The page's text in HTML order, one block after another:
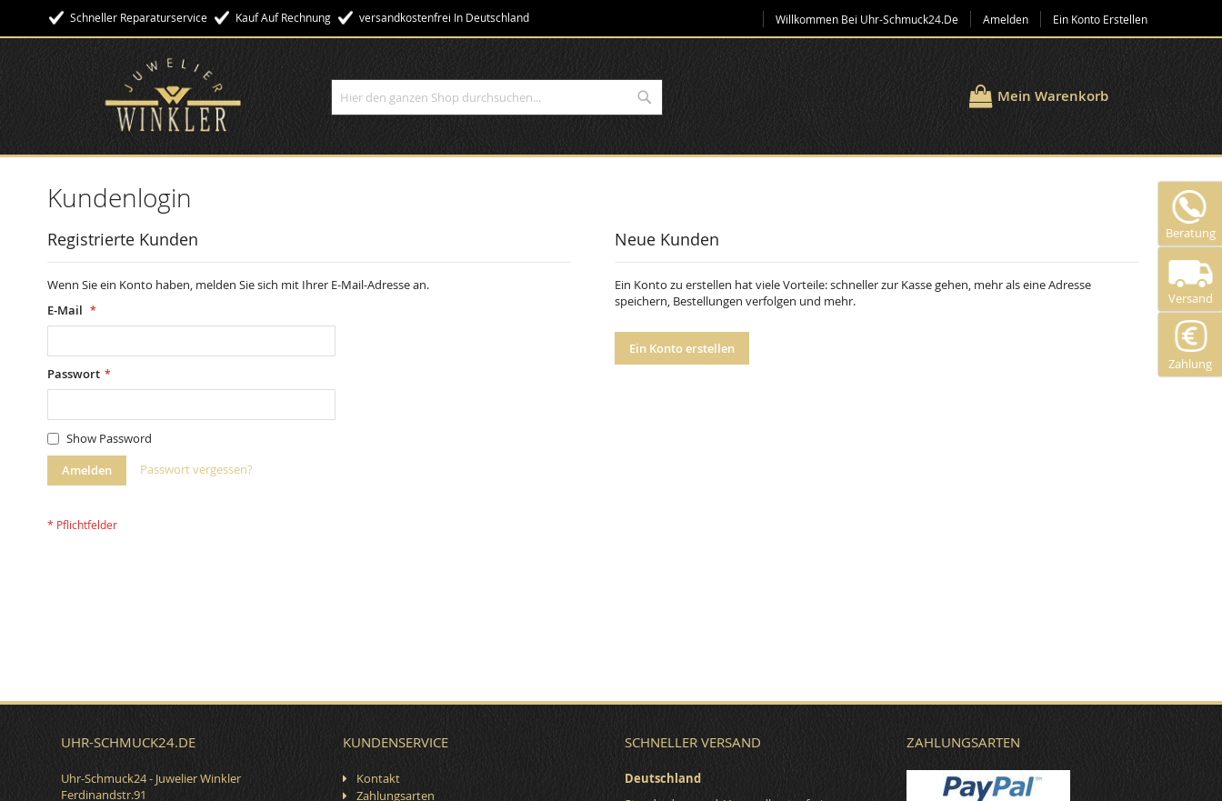
Schneller Reparaturservice Kauf Auf Rechnung Versandkostenfrei In Deutschland
zum
Willkommen Bei Uhr-Schmuck24.de Amelden Ein Konto Erstellen
Mein Warenkorb
Kundenlogin
Registrierte Kunden
Wenn Sie ein Konto haben, melden Sie sich mit Ihrer E-Mail-Adresse an.
E-Mail
Passwort
Show Password
Amelden
Passwort vergessen?
Neue Kunden
Ein Konto zu erstellen hat viele Vorteile: schneller zur Kasse gehen, mehr als eine Adresse
speichern, Bestellungen verfolgen und mehr.
Ein Konto erstellen
UHR-SCHMUCK24.DE
Uhr-Schmuck24 - Juwelier Winkler
Ferdinandstr.91
KUNDENSERVICE
Kontakt
Zahlungsarten
SCHNELLER VERSAND
Deutschland
ZAHLUNGSARTEN
Beratung
Versand
Zahlung